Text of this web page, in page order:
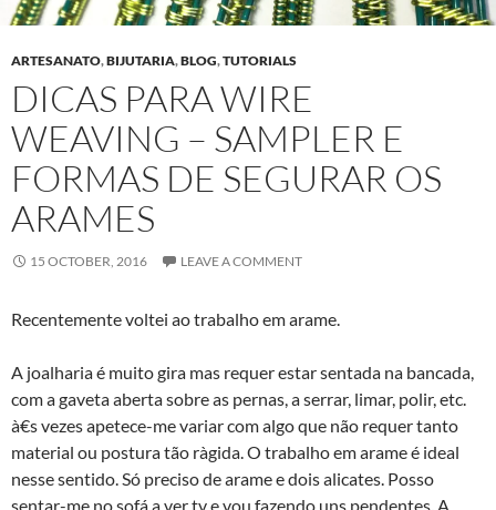
ARTESANATO,BIJUTARIA,BLOG,TUTORIALS
DICAS PARA WIRE
WEAVING – SAMPLER E
FORMAS DE SEGURAR OS
ARAMES
15 OCTOBER, 2016 LEAVE A COMMENT
Recentemente voltei ao trabalho em arame.
A joalharia é muito gira mas requer estar sentada na bancada,
com a gaveta aberta sobre as pernas, a serrar, limar, polir, etc.
à€s vezes apetece-me variar com algo que não requer tanto
material ou postura tão rà­gida. O trabalho em arame é ideal
nesse sentido. Só preciso de arame e dois alicates. Posso
sentar-me no sofá a ver tv e vou fazendo uns pendentes. A